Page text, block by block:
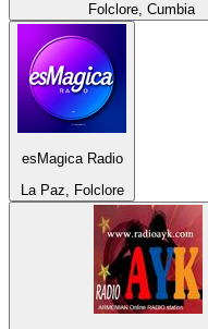
Folclore, Cumbia
esMagica Radio
La Paz, Folclore